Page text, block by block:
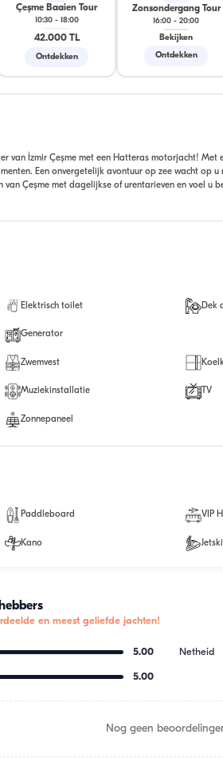
Çeşme Baaien Tour
10:30- 18:00
42.000 TL
Ontdekken
Zonsondergang Tour
16:00 - 20:00
Bekijken
Ontdekken
van İzmir Çeşme met een Hatteras motorjacht! Met
Een onvergetelijk avontuur op zee wacht op
Çeşme met dagelijkse of urentarieven en voel u
Elektrisch toilet Dek
Generator
Zwemvest
Muziekinstallatie TV
Zonnepaneel
Paddleboard VIP
Kano Jetski
en meest geliefde jachten!
5.00 Netheid
5.00
Nog geen